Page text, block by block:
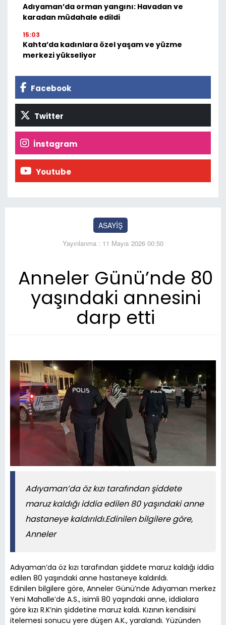
Adıyaman’da orman yangını: Havadan ve
karadan müdahale edildi
15:03
Kahta’da kadınlara özel yaşam ve yüzme
merkezi yükseliyor
Facebook
Twitter
İnstagram
Youtube
ASAYİŞ
Yayınlanma : 11 Mayıs 2026 00:50
Anneler Günü’nde 80
yaşındaki annesini
darp etti
Adıyaman’da öz kızı tarafından şiddete
maruz kaldığı iddia edilen 80 yaşındaki anne
hastaneye kaldırıldı.Edinilen bilgilere göre,
Anneler
Adıyaman’da öz kızı tarafından şiddete maruz kaldığı iddia
edilen 80 yaşındaki anne hastaneye kaldırıldı.
Edinilen bilgilere göre, Anneler Günü’nde Adıyaman merkez
Yeni Mahalle’de A.S., isimli 80 yaşındaki anne, iddialara
göre kızı R.K’nin şiddetine maruz kaldı. Kızının kendisini
itelemesi sonucu yere düşen A.K., yaralandı. Yüzünden